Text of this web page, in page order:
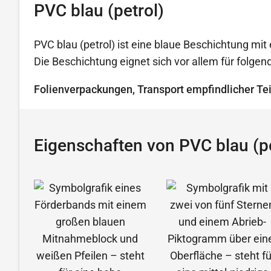
PVC blau (petrol)
PVC blau (petrol) ist eine blaue Beschichtung
Die Beschichtung eignet sich vor allem für
Folienverpackungen, Transport empfindlicher
Eigenschaften von PVC blau